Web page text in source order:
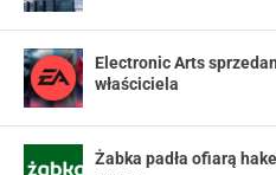
Electronic Arts
właściciela
Żabka padła ofiarą